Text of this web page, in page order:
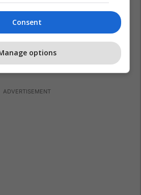
edhe për rolin vendimtar në
e njohjes së Republikës së
edhe një mesazh tejet i
e marrëdhënieve
Consent
options